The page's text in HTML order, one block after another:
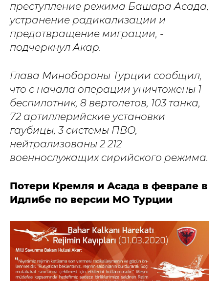
преступление режима Башара Асада,
устранение радикализации и
предотвращение миграции, -
подчеркнул Акар.
Глава Минобороны Турции сообщил,
что с начала операции уничтожены 1
беспилотник, 8 вертолетов, 103 танка,
72 артиллерийские установки
гаубицы, 3 системы ПВО,
нейтрализованы 2 212
военнослужащих сирийского режима.
Потери Кремля и Асада в феврале в
Идлибе по версии МО Турции